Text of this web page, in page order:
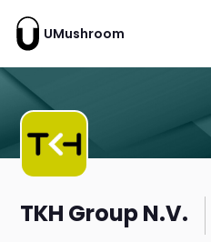
UMushroom
TKH Group N.V.